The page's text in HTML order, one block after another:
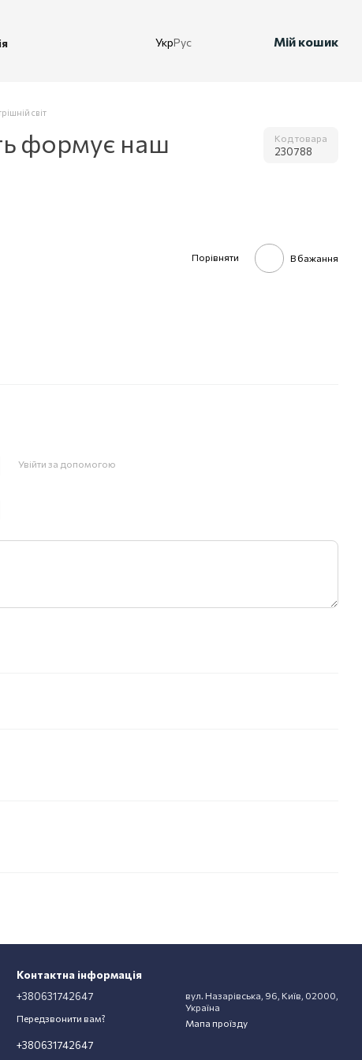
УкрРус Мій кошик
світ
формує наш
Код товара
230788
Порівняти В бажання
Увійти за допомогою
Контактна інформація
+380631742647
Передзвонити вам?
+380631742647
вул. Назарівська, 96, Київ, 02000,
Україна
Мапа проїзду